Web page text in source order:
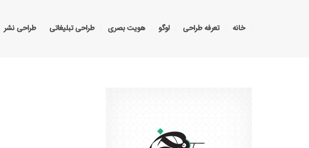
خانه تعرفه طراحی لوگو هویت بصری طراحی تبلیغاتی طراحی نشر